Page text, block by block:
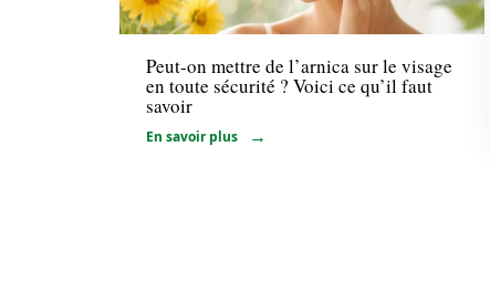
Bien-être
Peut-on mettre de l’arnica sur le visage
en toute sécurité ? Voici ce qu’il faut
savoir
En savoir plus